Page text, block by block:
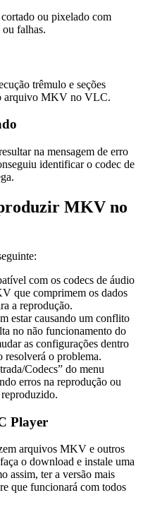
ou pixelado com
ou falhas.
trêmulo e seções
arquivo MKV no VLC.
na mensagem de erro
identificar o codec de
MKV no
com os codecs de áudio
que comprimem os dados
a reprodução.
estar causando um conflito
no não funcionamento do
as configurações dentro
resolverá o problema.
Codecs” do menu
erros na reprodução ou
Player
arquivos MKV e outros
o download e instale uma
assim, ter a versão mais
que funcionará com todos